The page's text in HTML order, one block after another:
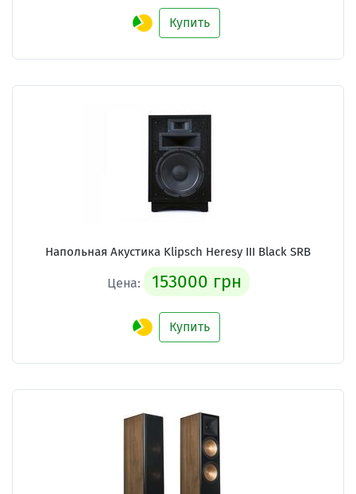
Купить
Напольная Акустика Klipsch Heresy III Black SRB
Цена: 153000 грн
Купить